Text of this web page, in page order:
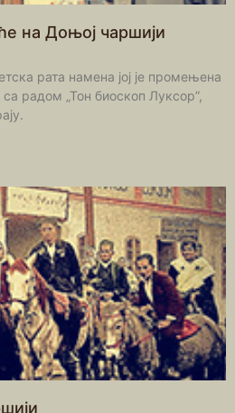
на Доњој чаршији
рата намена јој је промењена
са радом „Тон биоскоп Луксор”,